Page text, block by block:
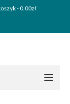
-0.00zł